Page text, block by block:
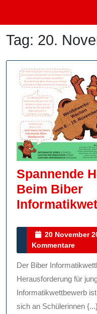
Tag: 20.
Spannende
Beim Biber
20 November
Kommentare
Der Biber Informatikwettbewerb: Eine spannende
Herausforderung für
Informatikwettbewerb
sich an Schülerinnen